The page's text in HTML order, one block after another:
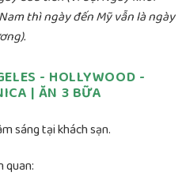
thì ngày đến Mỹ vẫn là ngày
SANTA MONICA | ĂN 3 BỮA
sáng tại khách sạn.